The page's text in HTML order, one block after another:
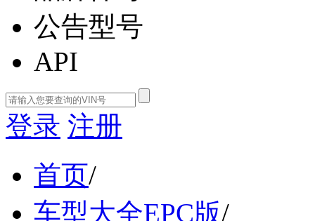
公告型号
API
登录 注册
首页/
车型大全EPC版/